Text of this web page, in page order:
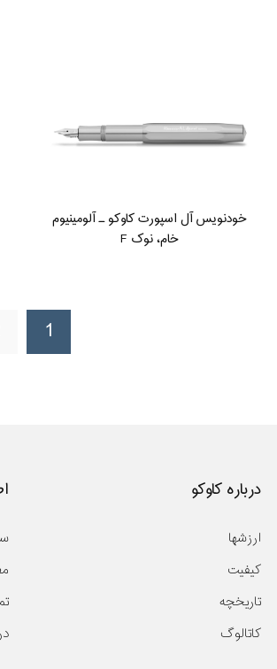
خودنویس آل اسپورت کاوکو ـ آلومینیوم
خام، نوک F
1
درباره کاوکو
ارزشها
کیفیت
تاریخچه
کاتالوگ